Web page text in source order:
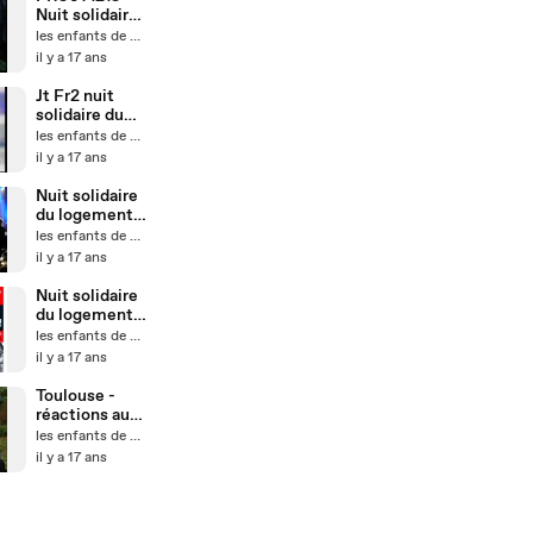
Nuit solidaire
du logement
Paris Bastille
les enfants de Don Quichotte
il y a 17 ans
Jt Fr2 nuit
solidaire du
logement
2009
les enfants de Don Quichotte
il y a 17 ans
Nuit solidaire
du logement
des assos
unies à Paris
les enfants de Don Quichotte
il y a 17 ans
Nuit solidaire
du logement
27 novembre
2009
les enfants de Don Quichotte
il y a 17 ans
Toulouse -
réactions au
plan de
Benoist
les enfants de Don Quichotte
il y a 17 ans